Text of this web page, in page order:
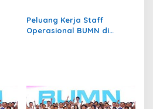
Rembang
Peluang Kerja Staff
Operasional BUMN di